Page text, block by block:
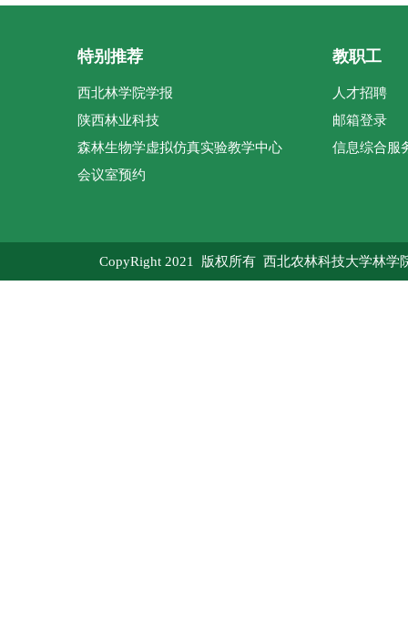
特别推荐
西北林学院学报
陕西林业科技
森林生物学虚拟仿真实验教学中心
会议室预约
教职工
人才招聘
邮箱登录
信息综合服
CopyRight 2021 版权所有 西北农林科技大学林